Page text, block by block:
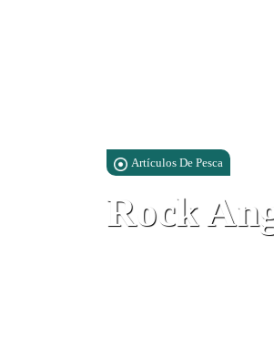
Artículos De Pesca
Rock